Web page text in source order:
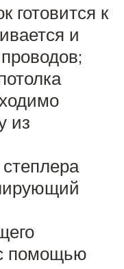
готовится к
и
из
помощью